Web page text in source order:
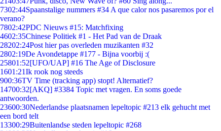
7302:44Spaanstalige nummers #34 A que calor nos pasaremos por el
verano?
7802:42PDC Nieuws #15: Matchfixing
4602:35Chinese Politiek #1 - Het Pad van de Draak
28202:24Post hier pas overleden muzikanten #32
2802:19De Avondetappe #177 - Bijna voorbij :(
25801:52[UFO/UAP] #16 The Age of Disclosure
1601:21Ik rook nog steeds
900:36TV Time (tracking app) stopt! Alternatief?
14700:32[AKQ] #3384 Topic met vragen. En soms goede
antwoorden.
23600:30Nederlandse plaatsnamen lepeltopic #213 elk gehucht met
een bord telt
13300:29Buitenlandse steden lepeltopic #268